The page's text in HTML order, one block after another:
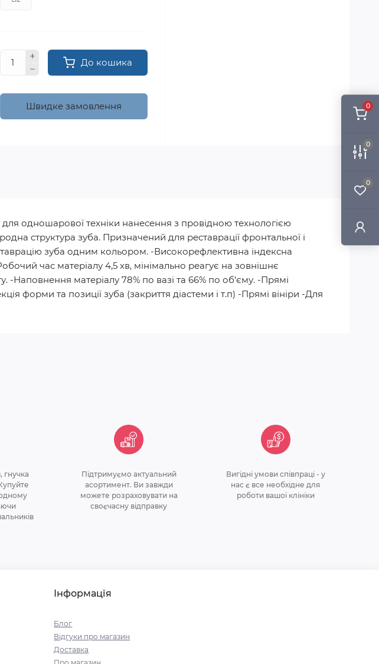
0
0
0
До кошика
Швидке замовлення
одношарової техніки нaнесення з провідною технологією
структура зуба. Призначений для реставрації фронтальної і
зуба одним кольором. -Високорефлективна індексна
час матеріалу 4,5 хв, мінімально реагує на зовнішнє
-Наповнення матеріалу 78% по вазі та 66% по об’єму. -Прямі
форми та позиції зуба (закриття діастеми і т.п) -Прямі вініри -Для
гнучка
Підтримуємо актуальний
асортимент. Ви завжди
можете розраховувати на
своєчасну відправку
Вигідні умови співпраці - у
нас є все необхідне для
роботи вашої клініки
Інформація
Блог
Відгуки про магазин
Доставка